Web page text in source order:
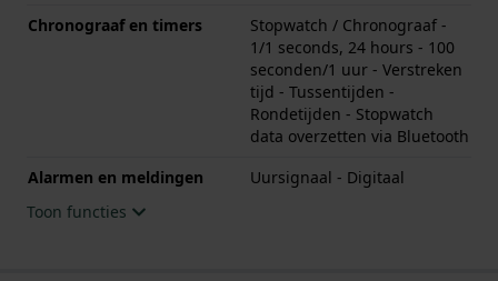
Chronograaf en timers
Stopwatch / Chronograaf -
1/1 seconds, 24 hours - 100
seconden/1 uur - Verstreken
tijd - Tussentijden -
Rondetijden - Stopwatch
data overzetten via Bluetooth
Alarmen en meldingen
Uursignaal - Digitaal
Toon functies